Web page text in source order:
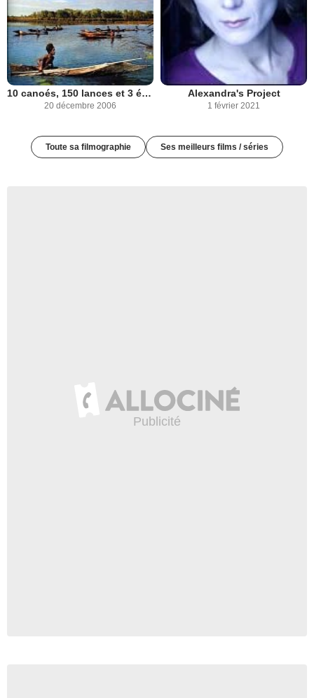
10 canoés, 150 lances et 3 épouses
20 décembre 2006
Alexandra's Project
1 février 2021
Toute sa filmographie Ses meilleurs films / séries